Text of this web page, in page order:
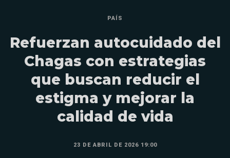
PAÍS
Refuerzan autocuidado del
Chagas con estrategias
que buscan reducir el
estigma y mejorar la
calidad de vida
23 DE ABRIL DE 2026 19:00